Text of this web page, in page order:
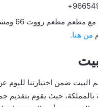
وللتواصل
من هنا.
البيت ضمن اختيارتنا لليوم
حيث يقوم بتقديم